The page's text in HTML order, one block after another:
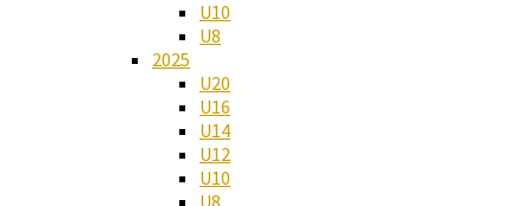
U10
U8
2025
U20
U16
U14
U12
U10
U8